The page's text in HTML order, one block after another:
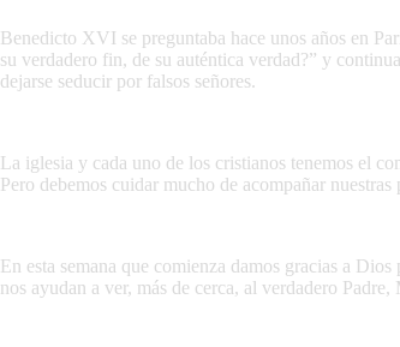
Benedicto XVI se preguntaba hace unos años en
su verdadero fin, de su auténtica verdad?” y
dejarse seducir por falsos señores.
La iglesia y cada uno de los cristianos tenemos el
Pero debemos cuidar mucho de acompañar
En esta semana que comienza damos gracias a
nos ayudan a ver, más de cerca, al verdadero